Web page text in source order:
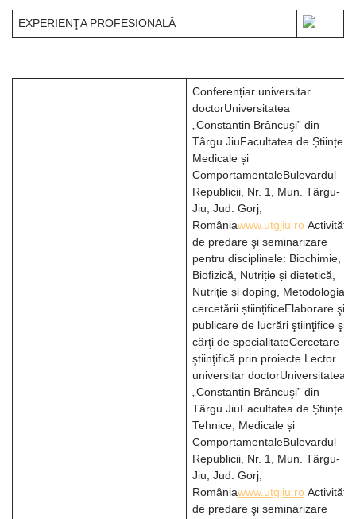
EXPERIENŢA PROFESIONALĂ
Conferențiar universitar
doctorUniversitatea
„Constantin Brâncuşi” din
Târgu JiuFacultatea de Științe
Medicale și
ComportamentaleBulevardul
Republicii, Nr. 1, Mun. Târgu-
Jiu, Jud. Gorj,
Româniawww.utgjiu.roActivităţi
de predare şi seminarizare
pentru disciplinele: Biochimie,
Biofizică, Nutriție și dietetică,
Nutriție și doping, Metodologia
cercetării științificeElaborare şi
publicare de lucrări ştiinţifice şi
cărţi de specialitateCercetare
ştiinţifică prin proiecte Lector
universitar doctorUniversitatea
„Constantin Brâncuşi” din
Târgu JiuFacultatea de Științe
Tehnice, Medicale și
ComportamentaleBulevardul
Republicii, Nr. 1, Mun. Târgu-
Jiu, Jud. Gorj,
Româniawww.utgjiu.roActivităţi
de predare şi seminarizare